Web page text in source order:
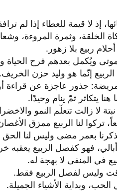
إذ لا قيمة للعطاء إذا لم
الخلقة، وثمرة المروءة،
ربيع بلا زهور.​
ويُكمل بعدهم فرح الحياة
إنّما هو وليد حزن الخريف.​
جذور عاجزة عن قراءة
هنا يتكاثر ثمّ ينام وحيدًا.​
لا زالت تتعلّم النمو
تركوا لنا الربيع ممزق
بعمر مضى وليس لنا
فهو كفصل الربيع يعقبه
في المنفى لا بهجة له.​
وليس لفصل الربيع فقط.​
وبداية الأشياء الجميلة.​